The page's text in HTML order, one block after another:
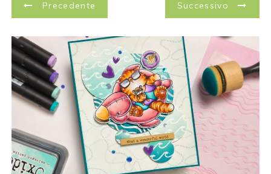
a
v
i
g
a
z
Precedente Successivo